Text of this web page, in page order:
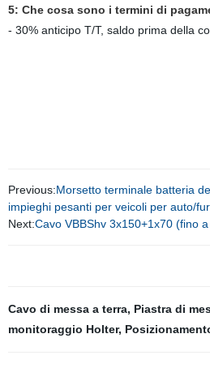
5: Che cosa sono i termini di
- 30% anticipo T/T, saldo prima della
Previous:Morsetto terminale batteria
impieghi pesanti per veicoli per auto/
Next:Cavo VBBShv 3x150+1x70 (fino
Cavo di messa a terra, Piastra di
monitoraggio Holter,